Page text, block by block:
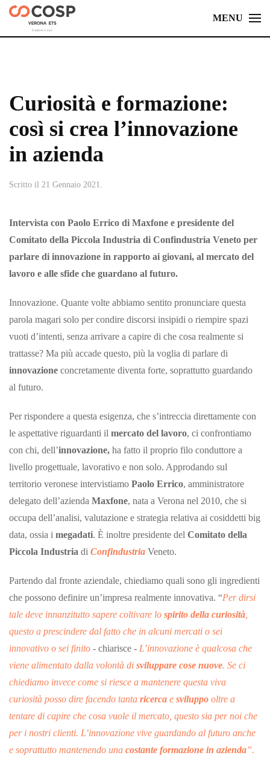
Skip
MENU
Curiosità e formazione:
così si crea l’innovazione
in azienda
Scritto il 21 Gennaio 2021.
Intervista con Paolo Errico di Maxfone e presidente del
Comitato della Piccola Industria di Confindustria Veneto per
parlare di innovazione in rapporto ai giovani, al mercato del
lavoro e alle sfide che guardano al futuro.
Innovazione. Quante volte abbiamo sentito pronunciare questa
parola magari solo per condire discorsi insipidi o riempire spazi
vuoti d’intenti, senza arrivare a capire di che cosa realmente si
trattasse? Ma più accade questo, più la voglia di parlare di
innovazione concretamente diventa forte, soprattutto guardando
al futuro.
Per rispondere a questa esigenza, che s’intreccia direttamente con
le aspettative riguardanti il mercato del lavoro, ci confrontiamo
con chi, dell’innovazione, ha fatto il proprio filo conduttore a
livello progettuale, lavorativo e non solo. Approdando sul
territorio veronese intervistiamo Paolo Errico, amministratore
delegato dell’azienda Maxfone, nata a Verona nel 2010, che si
occupa dell’analisi, valutazione e strategia relativa ai cosiddetti big
data, ossia i megadati. È inoltre presidente del Comitato della
Piccola Industria di Confindustria Veneto.
Partendo dal fronte aziendale, chiediamo quali sono gli ingredienti
che possono definire un’impresa realmente innovativa. “Per dirsi
tale deve innanzitutto sapere coltivare lo spirito della curiosità
questo a prescindere dal fatto che in alcuni mercati o sei
innovativo o sei finito - chiarisce - L’innovazione è qualcosa che
viene alimentato dalla volontà di sviluppare cose nuove. Se ci
chiediamo invece come si riesce a mantenere questa viva
curiosità posso dire facendo tanta ricerca e sviluppo oltre a
tentare di capire che cosa vuole il mercato, questo sia per noi che
per i nostri clienti. L’innovazione vive guardando al futuro anche
e soprattutto mantenendo una costante formazione in azienda”.